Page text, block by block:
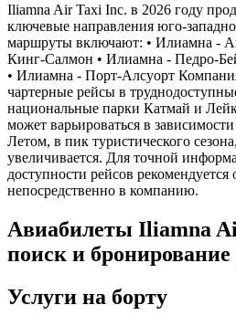
Iliamna Air Taxi Inc. в 2026 году
ключевые направления юго-
маршруты включают: • Илиамна -
Кинг-Салмон • Илиамна - Педро-
• Илиамна - Порт-Алсуорт
чартерные рейсы в
национальные парки Катмай и
может варьироваться в
Летом, в пик туристического
увеличивается. Для точной
доступности рейсов рекомендуется
непосредственно в компанию.
Авиабилеты Iliamna
поиск и бронирование
Услуги на борту